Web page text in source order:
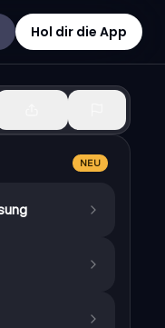
Hol dir die App
NEU